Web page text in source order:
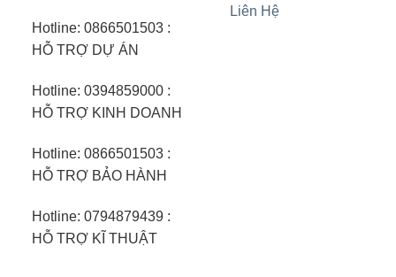
Hotline: 0866501503 :
HỖ TRỢ DỰ ÁN
Hotline: 0394859000 :
HỖ TRỢ KINH DOANH
Hotline: 0866501503 :
HỖ TRỢ BẢO HÀNH
Hotline: 0794879439 :
HỖ TRỢ KĨ THUẬT
Liên Hệ